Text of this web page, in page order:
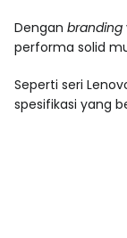
Dengan branding
performa solid
Seperti seri
spesifikasi yang